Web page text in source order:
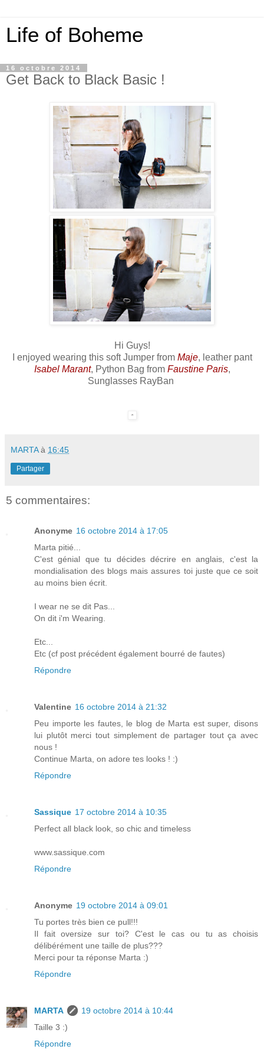
Life of Boheme
16 octobre 2014
Get Back to Black Basic !
Hi Guys!
I enjoyed wearing this soft Jumper from Maje, leather pant
Isabel Marant, Python Bag from Faustine Paris,
Sunglasses RayBan
MARTA à 16:45
Partager
5 commentaires:
Anonyme 16 octobre 2014 à 17:05
Marta pitié...
C'est génial que tu décides décrire en anglais, c'est la
mondialisation des blogs mais assures toi juste que ce soit
au moins bien écrit.
I wear ne se dit Pas...
On dit i'm Wearing.
Etc...
Etc (cf post précédent également bourré de fautes)
Répondre
Valentine 16 octobre 2014 à 21:32
Peu importe les fautes, le blog de Marta est super, disons
lui plutôt merci tout simplement de partager tout ça avec
nous !
Continue Marta, on adore tes looks ! :)
Répondre
Sassique 17 octobre 2014 à 10:35
Perfect all black look, so chic and timeless
www.sassique.com
Répondre
Anonyme 19 octobre 2014 à 09:01
Tu portes très bien ce pull!!!
Il fait oversize sur toi? C'est le cas ou tu as choisis
délibérément une taille de plus???
Merci pour ta réponse Marta :)
Répondre
MARTA
19 octobre 2014 à 10:44
Taille 3 :)
Répondre